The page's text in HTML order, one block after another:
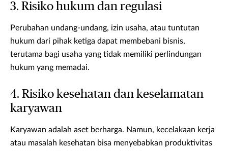
3. Risiko hukum dan regulasi
Perubahan undang-undang, izin usaha, atau tuntutan
hukum dari pihak ketiga dapat membebani bisnis,
terutama bagi usaha yang tidak memiliki perlindungan
hukum yang memadai.
4. Risiko kesehatan dan keselamatan
karyawan
Karyawan adalah aset berharga. Namun, kecelakaan kerja
atau masalah kesehatan bisa menyebabkan produktivitas